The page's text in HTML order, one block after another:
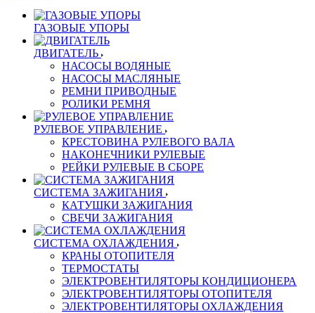
ГАЗОВЫЕ УПОРЫ
ДВИГАТЕЛЬ
НАСОСЫ ВОДЯНЫЕ
НАСОСЫ МАСЛЯНЫЕ
РЕМНИ ПРИВОДНЫЕ
РОЛИКИ РЕМНЯ
РУЛЕВОЕ УПРАВЛЕНИЕ
КРЕСТОВИНА РУЛЕВОГО ВАЛА
НАКОНЕЧНИКИ РУЛЕВЫЕ
РЕЙКИ РУЛЕВЫЕ В СБОРЕ
СИСТЕМА ЗАЖИГАНИЯ
КАТУШКИ ЗАЖИГАНИЯ
СВЕЧИ ЗАЖИГАНИЯ
СИСТЕМА ОХЛАЖДЕНИЯ
КРАНЫ ОТОПИТЕЛЯ
ТЕРМОСТАТЫ
ЭЛЕКТРОВЕНТИЛЯТОРЫ КОНДИЦИОНЕРА
ЭЛЕКТРОВЕНТИЛЯТОРЫ ОТОПИТЕЛЯ
ЭЛЕКТРОВЕНТИЛЯТОРЫ ОХЛАЖДЕНИЯ